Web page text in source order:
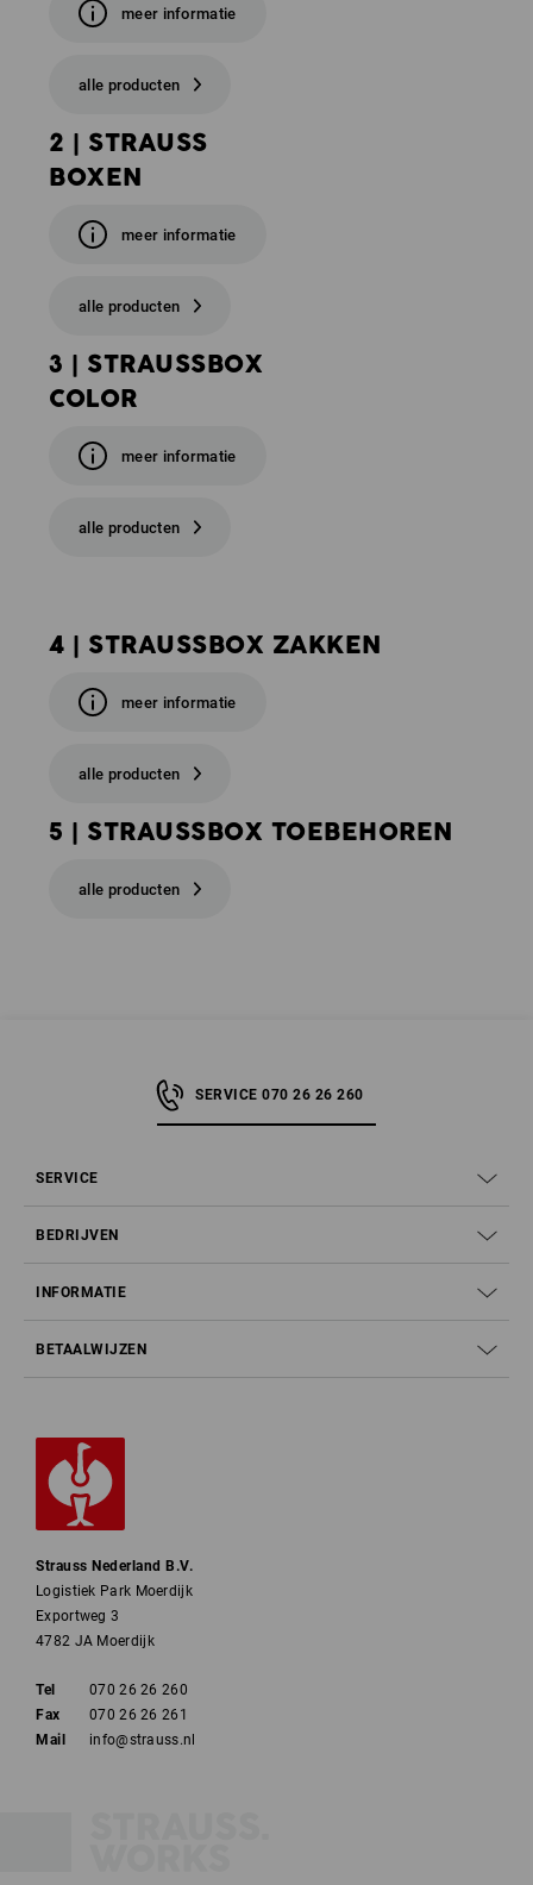
meer informatie
alle producten
2 | STRAUSS
BOXEN
meer informatie
alle producten
3 | STRAUSSBOX
COLOR
meer informatie
alle producten
4 | STRAUSSBOX ZAKKEN
meer informatie
alle producten
5 | STRAUSSBOX TOEBEHOREN
alle producten
SERVICE 070 26 26 260
SERVICE
BEDRIJVEN
INFORMATIE
BETAALWIJZEN
Strauss Nederland B.V.
Logistiek Park Moerdijk
Exportweg 3
4782 JA Moerdijk
Tel
070 26 26 260
Fax
070 26 26 261
Mail
info@strauss.nl